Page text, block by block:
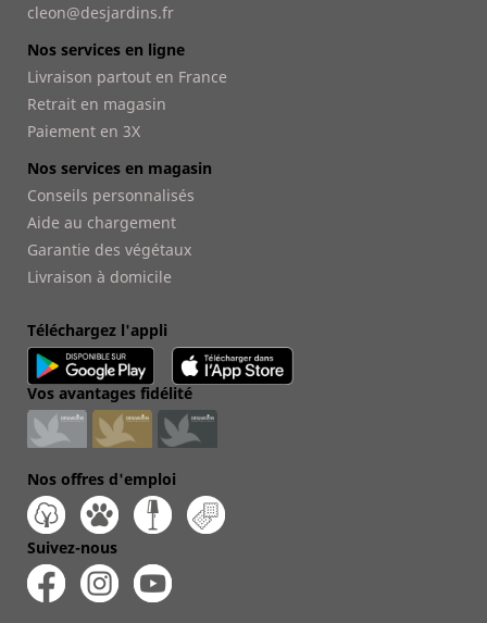
cleon@desjardins.fr
Nos services en ligne
Livraison partout en France
Retrait en magasin
Paiement en 3X
Nos services en magasin
Conseils personnalisés
Aide au chargement
Garantie des végétaux
Livraison à domicile
Téléchargez l'appli
Vos avantages fidélité
Nos offres d'emploi
Suivez-nous